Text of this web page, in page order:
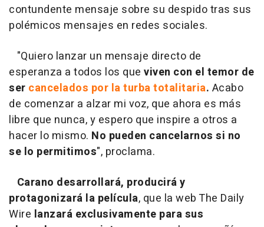
contundente mensaje sobre su despido tras sus
polémicos mensajes en redes sociales.
"Quiero lanzar un mensaje directo de
esperanza a todos los que viven con el temor de
ser cancelados por la turba totalitaria. Acabo
de comenzar a alzar mi voz, que ahora es más
libre que nunca, y espero que inspire a otros a
hacer lo mismo. No pueden cancelarnos si no
se lo permitimos", proclama.
Carano desarrollará, producirá y
protagonizará la película, que la web The Daily
Wire lanzará exclusivamente para sus